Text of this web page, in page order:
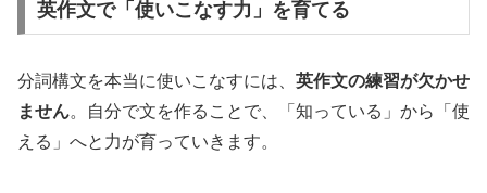
英作文で「使いこなす力」を育てる
分詞構文を本当に使いこなすには、 英作文の練習が欠かせ
ません。自分で文を作ることで、「知っている」から「使
える」へと力が育っていきます。